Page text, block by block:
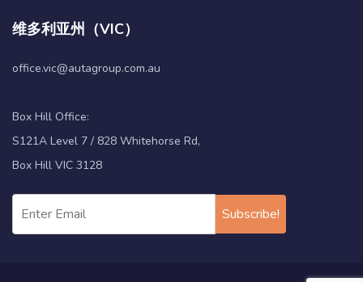
维多利亚州（VIC）
office.vic@autagroup.com.au
Box Hill Office:
S121A Level 7 / 828 Whitehorse Rd,
Box Hill VIC 3128